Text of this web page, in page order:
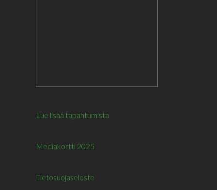
Lue lisää tapahtumista
Mediakortti 2025
Tietosuojaseloste